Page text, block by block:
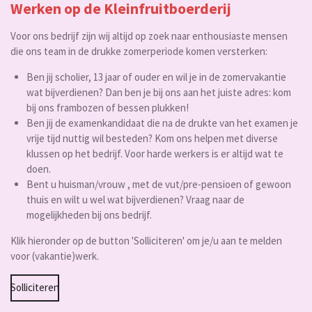
Werken op de Kleinfruitboerderij
Voor ons bedrijf zijn wij altijd op zoek naar enthousiaste mensen
die ons team in de drukke zomerperiode komen versterken:
Ben jij scholier, 13 jaar of ouder en wil je in de zomervakantie
wat bijverdienen? Dan ben je bij ons aan het juiste adres: kom
bij ons frambozen of bessen plukken!
Ben jij de examenkandidaat die na de drukte van het examen je
vrije tijd nuttig wil besteden? Kom ons helpen met diverse
klussen op het bedrijf. Voor harde werkers is er altijd wat te
doen.
Bent u huisman/vrouw , met de vut/pre-pensioen of gewoon
thuis en wilt u wel wat bijverdienen? Vraag naar de
mogelijkheden bij ons bedrijf.
Klik hieronder op de button 'Solliciteren' om je/u aan te melden
voor (vakantie)werk.
Solliciteren